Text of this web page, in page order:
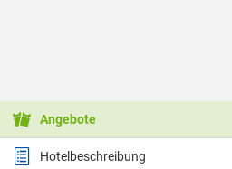
Angebote
Hotelbeschreibung